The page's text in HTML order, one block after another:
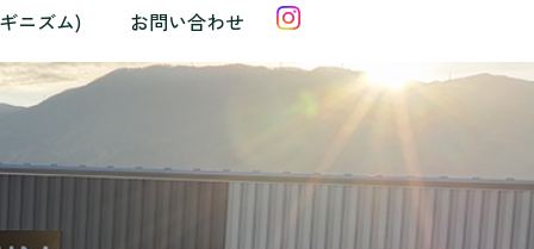
ニズム) お問い合わせ